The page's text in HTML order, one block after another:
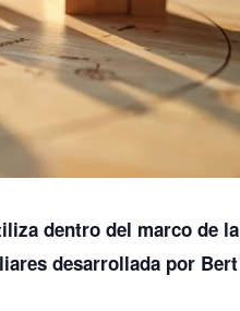
dentro del marco de la
desarrollada por Bert